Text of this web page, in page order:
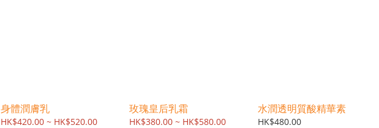
身體潤膚乳
HK$420.00 ~ HK$520.00
玫瑰皇后乳霜
HK$380.00 ~ HK$580.00
水潤透明質酸精華素
HK$480.00